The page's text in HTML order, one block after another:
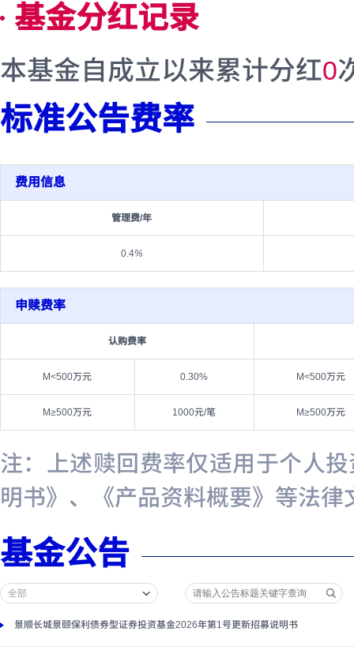
基金分红记录
本基金自成立以来累计分红0
标准公告费率
费用信息
管理费/年
0.4%
申赎费率
认购费率
M<500万元 0.30% M<500万元
M≥500万元 1000元/笔 M≥500万元
注：上述赎回费率仅适用于个人
明书》、《产品资料概要》等法律
基金公告
景顺长城景颐保利债券型证券投资基金2026年第1号更新招募说明书